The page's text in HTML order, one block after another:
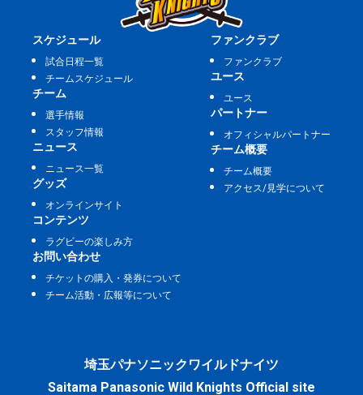
スケジュール
試合日程一覧
チームスケジュール
チーム
選手情報
スタッフ情報
ニュース
ニュース一覧
グッズ
オンラインサイト
ファンクラブ
ファンクラブ
ユース
ユース
パートナー
オフィシャルパートナー
チーム概要
チーム概要
アクセス/見学について
コンテンツ
ラグビーの楽しみ方
お問い合わせ
チケットの購入・発券について
チーム活動・広報等について
埼玉パナソニックワイルドナイツ
Saitama Panasonic Wild Knights Official site